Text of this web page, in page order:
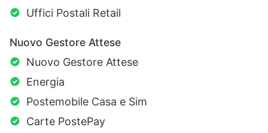
Uffici Postali Retail
Nuovo Gestore Attese
Nuovo Gestore Attese
Energia
Postemobile Casa e Sim
Carte PostePay